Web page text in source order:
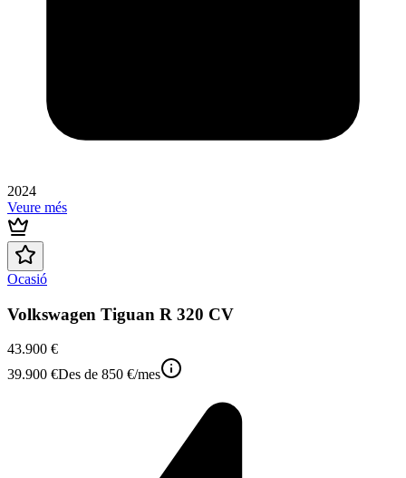
2024
Veure més
Ocasió
Volkswagen Tiguan R 320 CV
43.900 €
39.900 €Des de 850 €/mes